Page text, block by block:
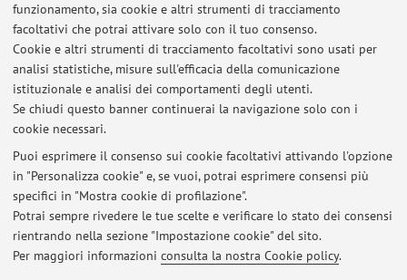
funzionamento, sia cookie e altri strumenti di tracciamento
facoltativi che potrai attivare solo con il tuo consenso.
Cookie e altri strumenti di tracciamento facoltativi sono usati per
analisi statistiche, misure sull'efficacia della comunicazione
istituzionale e analisi dei comportamenti degli utenti.
Se chiudi questo banner continuerai la navigazione solo con i
cookie necessari.
Puoi esprimere il consenso sui cookie facoltativi attivando l'opzione
in "Personalizza cookie" e, se vuoi, potrai esprimere consensi più
specifici in "Mostra cookie di profilazione".
Potrai sempre rivedere le tue scelte e verificare lo stato dei consensi
rientrando nella sezione "Impostazione cookie" del sito.
Per maggiori informazioni consulta la nostra Cookie policy.
Luglio 2004) [Contributo in Atti di convegno]
20 21 22
Ultimi avvisi
Al momento non sono presenti avvisi.